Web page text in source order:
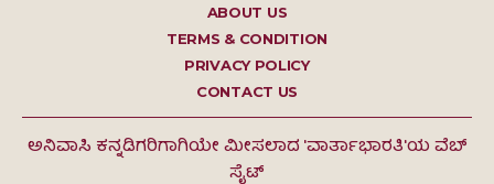
ABOUT US
TERMS & CONDITION
PRIVACY POLICY
CONTACT US
ಅನಿವಾಸಿ ಕನ್ನಡಿಗರಿಗಾಗಿಯೇ ಮೀಸಲಾದ 'ವಾರ್ತಾಭಾರತಿ'ಯ ವೆಬ್
ಸೈಟ್